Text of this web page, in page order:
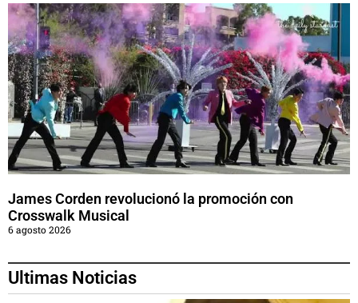
James Corden revolucionó la promoción con
Crosswalk Musical
6 agosto 2026
Ultimas Noticias